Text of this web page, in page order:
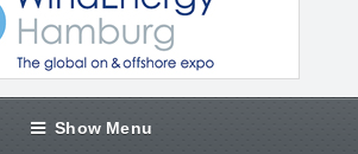
Show Menu